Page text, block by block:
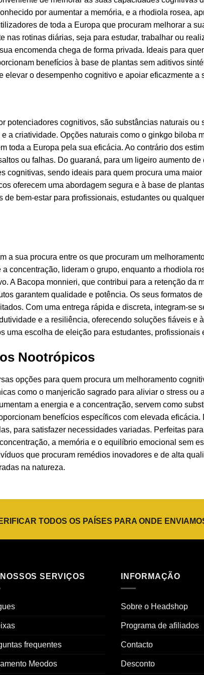
por aumentar a memória, e a rhodiola rosea,
de toda a Europa que procuram melhorar a
nas rotinas diárias, seja para estudar, trabalhar ou
encomenda chega de forma privada. Ideais para
benefícios à base de plantas sem aditivos
elevar o desempenho cognitivo e apoiar eficazmente a
potenciadores cognitivos, são substâncias naturais
a criatividade. Opções naturais como o ginkgo biloba
toda a Europa pela sua eficácia. Ao contrário dos
ou falhas. Do guaraná, para um ligeiro aumento
cognitivas, sendo ideais para quem procura uma
oferecem uma abordagem segura e à base de
bem-estar para profissionais, estudantes ou
a sua procura entre os que procuram um
concentração, lideram o grupo, enquanto a rhodiola
A Bacopa monnieri, que contribui para a retenção da
garantem qualidade e potência. Os seus formatos
Com uma entrega rápida e discreta, integram-se
e a resiliência, oferecendo soluções fiáveis e
uma escolha de eleição para estudantes, profissionais
Nootrópicos
opções para quem procura um melhoramento
como o manjericão sagrado para aliviar o stress ou
a energia e a concentração, servem como
benefícios específicos com elevada
para satisfazer necessidades variadas. Perfeitas
a memória e o equilíbrio emocional sem
que procuram remédios inovadores e de alta
na natureza.
TODOS OS PAÍSES PARA ONDE
SERVIÇOS
frequentes
Meodos
INFORMAÇÃO
Sobre o Headshop
Programa de afiliados
Contacto
Desconto